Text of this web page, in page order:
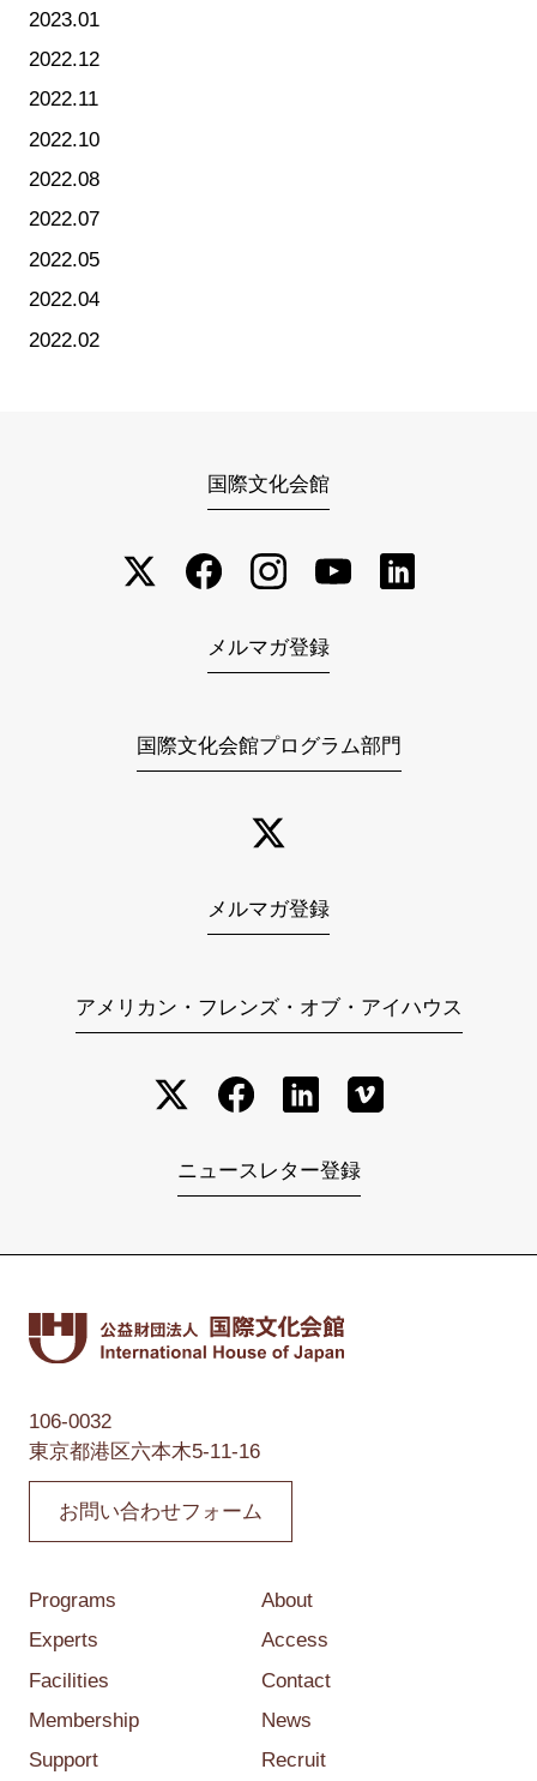
2023.01
2022.12
2022.11
2022.10
2022.08
2022.07
2022.05
2022.04
2022.02
国際文化会館
メルマガ登録
国際文化会館プログラム部門
メルマガ登録
アメリカン・フレンズ・オブ・アイハウス
ニュースレター登録
106-0032
東京都港区六本木5-11-16
お問い合わせフォーム
Programs
Experts
Facilities
Membership
Support
About
Access
Contact
News
Recruit